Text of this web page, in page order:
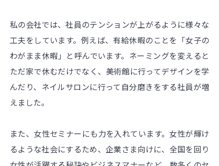
私の会社では、社員のテンションが上がるように様々な
工夫をしています。例えば、有給休暇のことを「女子の
わがまま休暇」と呼んでいます。ネーミングを変えると
ただ家で休むだけでなく、美術館に行ってデザインを学
んだり、ネイルサロンに行って自分磨きをする社員が増
えました。
また、女性セミナーにも力を入れています。女性が輝け
るような社会にするため、企業さま向けに、全国を回り